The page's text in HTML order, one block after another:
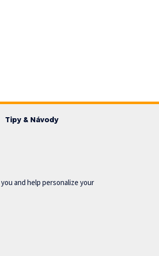
Tipy & Návody
and help personalize your